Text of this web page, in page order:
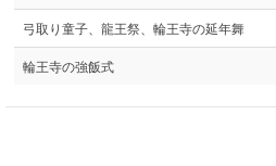
弓取り童子、龍王祭、輪王寺の延年舞
輪王寺の強飯式